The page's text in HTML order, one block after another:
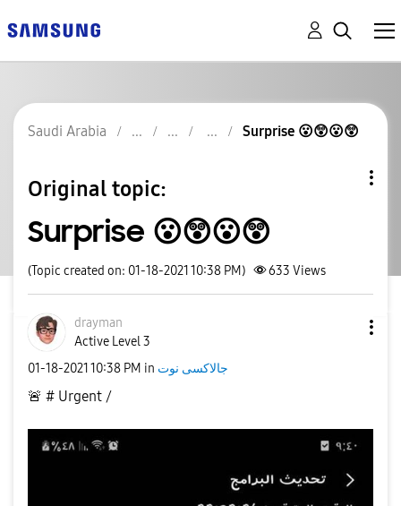
Saudi Arabia Surprise 😮😲😮😲
Original topic:
Surprise 😮😲😮😲
(Topic created on: 01-18-2021 10:38 PM) 633 Views
drayman
Active Level 3
‎01-18-2021 10:38 PM in جالاكسى نوت
🚨 # Urgent /